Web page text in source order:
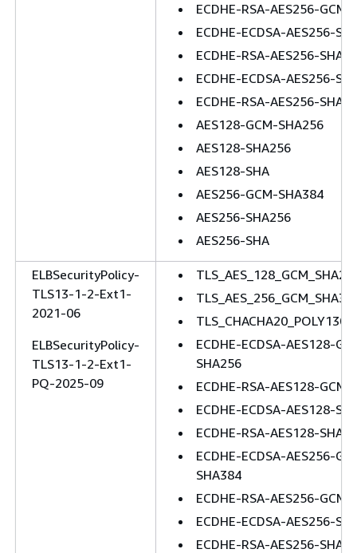
ECDHE-RSA-AES256-GCM-
ECDHE-ECDSA-AES256-
ECDHE-RSA-AES256-
ECDHE-ECDSA-AES256-
ECDHE-RSA-AES256-SHA
AES128-GCM-SHA256
AES128-SHA256
AES128-SHA
AES256-GCM-SHA384
AES256-SHA256
AES256-SHA
ELBSecurityPolicy-
TLS13-1-2-Ext1-
2021-06
ELBSecurityPolicy-
TLS13-1-2-Ext1-
PQ-2025-09
ECDHE-ECDSA-AES128-
SHA256
ECDHE-RSA-AES128-GCM-
ECDHE-ECDSA-AES128-
ECDHE-RSA-AES128-
ECDHE-ECDSA-AES256-
SHA384
ECDHE-RSA-AES256-GCM-
ECDHE-ECDSA-AES256-
ECDHE-RSA-AES256-